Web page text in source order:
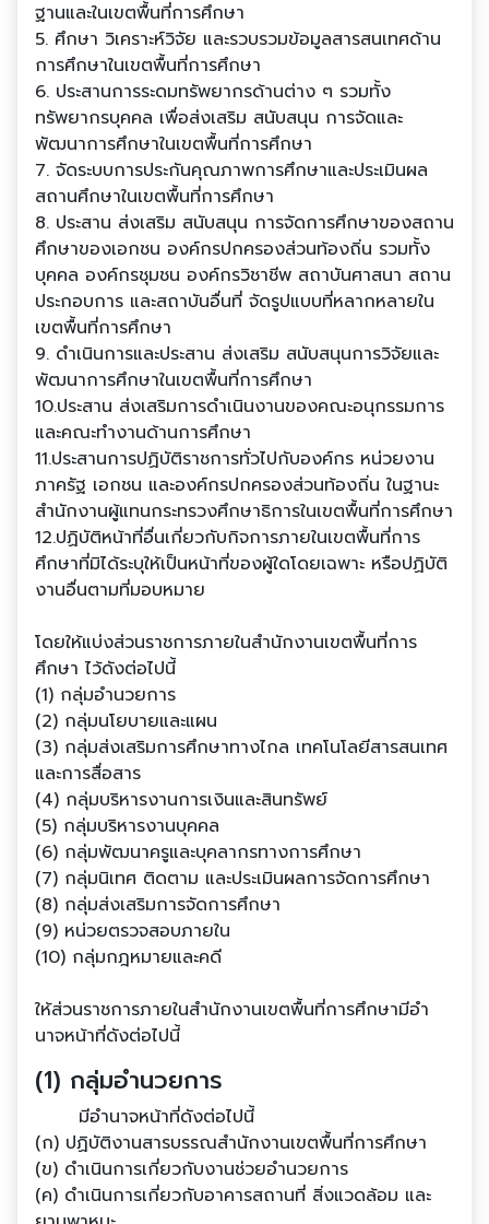
ฐานและในเขตพื้นที่การศึกษา
5. ศึกษา วิเคราะห์วิจัย และรวบรวมข้อมูลสารสนเทศด้าน
การศึกษาในเขตพื้นที่การศึกษา
6. ประสานการระดมทรัพยากรด้านต่าง ๆ รวมทั้ง
ทรัพยากรบุคคล เพื่อส่งเสริม สนับสนุน การจัดและ
พัฒนาการศึกษาในเขตพื้นที่การศึกษา
7. จัดระบบการประกันคุณภาพการศึกษาและประเมินผล
สถานศึกษาในเขตพื้นที่การศึกษา
8. ประสาน ส่งเสริม สนับสนุน การจัดการศึกษาของสถาน
ศึกษาของเอกชน องค์กรปกครองส่วนท้องถิ่น รวมทั้ง
บุคคล องค์กรชุมชน องค์กรวิชาชีพ สถาบันศาสนา สถาน
ประกอบการ และสถาบันอื่นที่ จัดรูปแบบที่หลากหลายใน
เขตพื้นที่การศึกษา
9. ดําเนินการและประสาน ส่งเสริม สนับสนุนการวิจัยและ
พัฒนาการศึกษาในเขตพื้นที่การศึกษา
10.ประสาน ส่งเสริมการดําเนินงานของคณะอนุกรรมการ
และคณะทํางานด้านการศึกษา
11.ประสานการปฏิบัติราชการทั่วไปกับองค์กร หน่วยงาน
ภาครัฐ เอกชน และองค์กรปกครองส่วนท้องถิ่น ในฐานะ
สํานักงานผู้แทนกระทรวงศึกษาธิการในเขตพื้นที่การศึกษา
12.ปฏิบัติหน้าที่อื่นเกี่ยวกับกิจการภายในเขตพื้นที่การ
ศึกษาที่มิได้ระบุให้เป็นหน้าที่ของผู้ใดโดยเฉพาะ หรือปฏิบัติ
งานอื่นตามที่มอบหมาย
โดยให้แบ่งส่วนราชการภายในสํานักงานเขตพื้นที่การ
ศึกษา ไว้ดังต่อไปนี้
(1) กลุ่มอํานวยการ
(2) กลุ่มนโยบายและแผน
(3) กลุ่มส่งเสริมการศึกษาทางไกล เทคโนโลยีสารสนเทศ
และการสื่อสาร
(4) กลุ่มบริหารงานการเงินและสินทรัพย์
(5) กลุ่มบริหารงานบุคคล
(6) กลุ่มพัฒนาครูและบุคลากรทางการศึกษา
(7) กลุ่มนิเทศ ติดตาม และประเมินผลการจัดการศึกษา
(8) กลุ่มส่งเสริมการจัดการศึกษา
(9) หน่วยตรวจสอบภายใน
(10) กลุ่มกฎหมายและคดี
ให้ส่วนราชการภายในสํานักงานเขตพื้นที่การศึกษามีอํา
นาจหน้าที่ดังต่อไปนี้
(1) กลุ่มอํานวยการ
มีอํานาจหน้าที่ดังต่อไปนี้
(ก) ปฏิบัติงานสารบรรณสํานักงานเขตพื้นที่การศึกษา
(ข) ดําเนินการเกี่ยวกับงานช่วยอํานวยการ
(ค) ดําเนินการเกี่ยวกับอาคารสถานที่ สิ่งแวดล้อม และ